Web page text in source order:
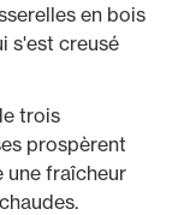
en bois
s'est creusé
trois
prospèrent
une fraîcheur